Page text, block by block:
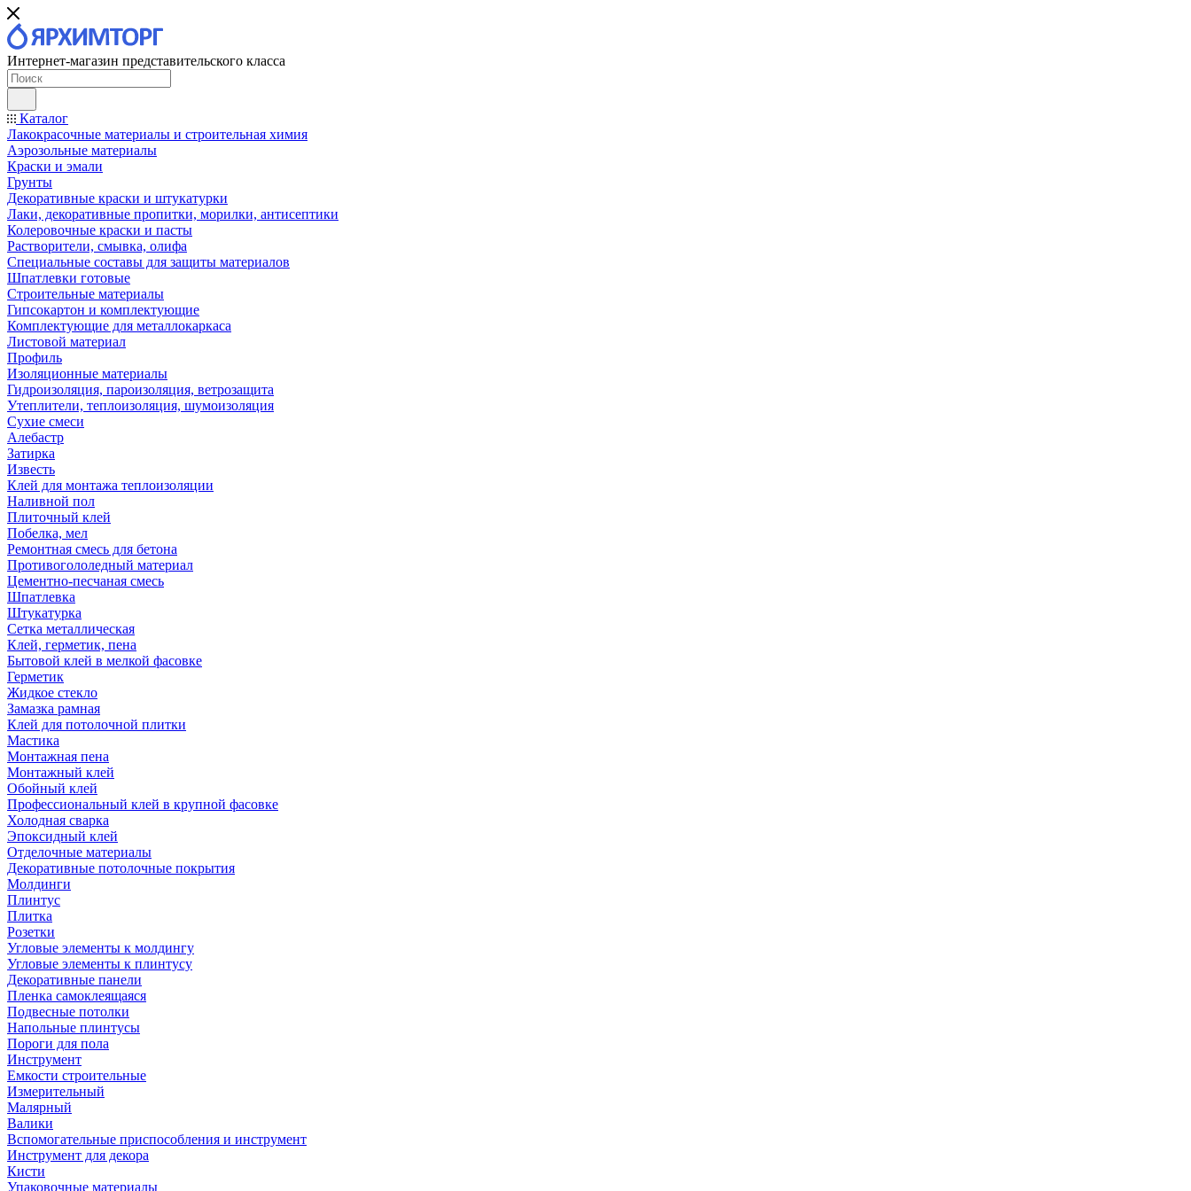
Интернет-магазин представительского класса
Каталог
Лакокрасочные материалы и строительная химия
Аэрозольные материалы
Краски и эмали
Грунты
Декоративные краски и штукатурки
Лаки, декоративные пропитки, морилки, антисептики
Колеровочные краски и пасты
Растворители, смывка, олифа
Специальные составы для защиты материалов
Шпатлевки готовые
Строительные материалы
Гипсокартон и комплектующие
Комплектующие для металлокаркаса
Листовой материал
Профиль
Изоляционные материалы
Гидроизоляция, пароизоляция, ветрозащита
Утеплители, теплоизоляция, шумоизоляция
Сухие смеси
Алебастр
Затирка
Известь
Клей для монтажа теплоизоляции
Наливной пол
Плиточный клей
Побелка, мел
Ремонтная смесь для бетона
Противогололедный материал
Цементно-песчаная смесь
Шпатлевка
Штукатурка
Сетка металлическая
Клей, герметик, пена
Бытовой клей в мелкой фасовке
Герметик
Жидкое стекло
Замазка рамная
Клей для потолочной плитки
Мастика
Монтажная пена
Монтажный клей
Обойный клей
Профессиональный клей в крупной фасовке
Холодная сварка
Эпоксидный клей
Отделочные материалы
Декоративные потолочные покрытия
Молдинги
Плинтус
Плитка
Розетки
Угловые элементы к молдингу
Угловые элементы к плинтусу
Декоративные панели
Пленка самоклеящаяся
Подвесные потолки
Напольные плинтусы
Пороги для пола
Инструмент
Емкости строительные
Измерительный
Малярный
Валики
Вспомогательные приспособления и инструмент
Инструмент для декора
Кисти
Упаковочные материалы